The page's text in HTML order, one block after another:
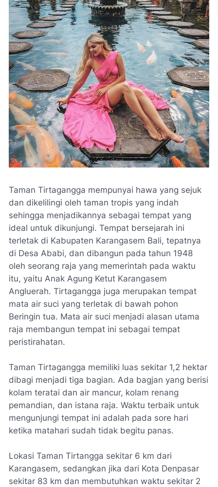
Taman Tirtagangga mempunyai hawa yang sejuk
dan dikelilingi oleh taman tropis yang indah
sehingga menjadikannya sebagai tempat yang
ideal untuk dikunjungi. Tempat bersejarah ini
terletak di Kabupaten Karangasem Bali, tepatnya
di Desa Ababi, dan dibangun pada tahun 1948
oleh seorang raja yang memerintah pada waktu
itu, yaitu Anak Agung Ketut Karangasem
Angluerah. Tirtagangga juga merupakan tempat
mata air suci yang terletak di bawah pohon
Beringin tua. Mata air suci menjadi alasan utama
raja membangun tempat ini sebagai tempat
peristirahatan.
Taman Tirtagangga memiliki luas sekitar 1,2 hektar
dibagi menjadi tiga bagian. Ada bagjan yang berisi
kolam teratai dan air mancur, kolam renang
pemandian, dan istana raja. Waktu terbaik untuk
mengunjungi tempat ini adalah pada sore hari
ketika matahari sudah tidak begitu panas.
Lokasi Taman Tirtangga sekitar 6 km dari
Karangasem, sedangkan jika dari Kota Denpasar
sekitar 83 km dan membutuhkan waktu sekitar 2